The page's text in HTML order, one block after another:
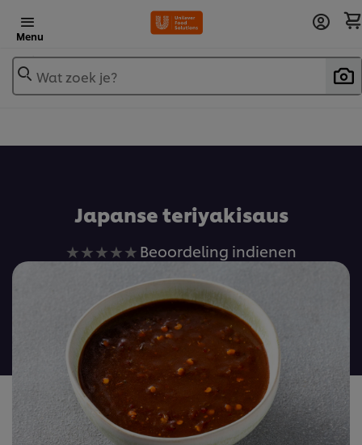
Menu
Wat zoek je?
Japanse teriyakisaus
Geen
ingediend
voor
deze
recipe
Beoordeling indienen